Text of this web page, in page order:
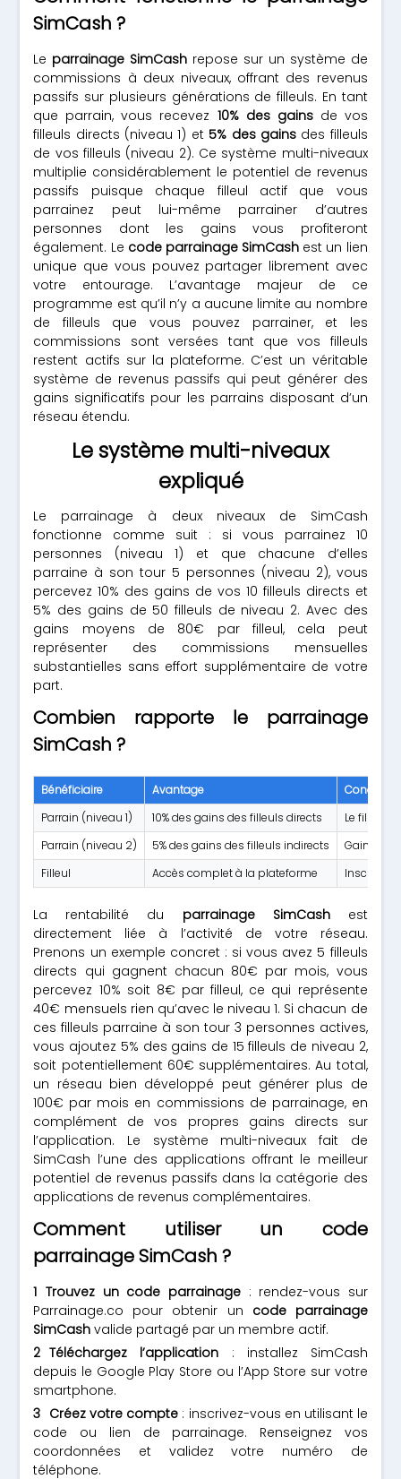
SimCash ?
Le parrainage SimCash repose sur un système de
commissions à deux niveaux, offrant des revenus
passifs sur plusieurs générations de filleuls. En tant
que parrain, vous recevez 10% des gainsde vos
filleuls directs (niveau 1) et 5% des gainsdes filleuls
de vos filleuls (niveau 2). Ce système multi-niveaux
multiplie considérablement le potentiel de revenus
passifs puisque chaque filleul actif que vous
parrainez peut lui-même parrainer d’autres
personnes dont les gains vous profiteront
également. Le code parrainage SimCash est un lien
unique que vous pouvez partager librement avec
votre entourage. L’avantage majeur de ce
programme est qu’il n’y a aucune limite au nombre
de filleuls que vous pouvez parrainer, et les
commissions sont versées tant que vos filleuls
restent actifs sur la plateforme. C’est un véritable
système de revenus passifs qui peut générer des
gains significatifs pour les parrains disposant d’un
réseau étendu.
Le système multi-niveaux
expliqué
Le parrainage à deux niveaux de SimCash
fonctionne comme suit : si vous parrainez 10
personnes (niveau 1) et que chacune d’elles
parraine à son tour 5 personnes (niveau 2), vous
percevez 10% des gains de vos 10 filleuls directs et
5% des gains de 50 filleuls de niveau 2. Avec des
gains moyens de 80€ par filleul, cela peut
représenter des commissions mensuelles
substantielles sans effort supplémentaire de votre
part.
Combien rapporte le parrainage
SimCash ?
Bénéficiaire Avantage
Parrain (niveau 1)
10% des gains des filleuls directs
Le filleul
Parrain (niveau 2)
5% des gains des filleuls indirects
Gains
Filleul
Accès complet à la plateforme
La rentabilité du parrainage SimCashest
directement liée à l’activité de votre réseau.
Prenons un exemple concret : si vous avez 5 filleuls
directs qui gagnent chacun 80€ par mois, vous
percevez 10% soit 8€ par filleul, ce qui représente
40€ mensuels rien qu’avec le niveau 1. Si chacun de
ces filleuls parraine à son tour 3 personnes actives,
vous ajoutez 5% des gains de 15 filleuls de niveau 2,
soit potentiellement 60€ supplémentaires. Au total,
un réseau bien développé peut générer plus de
100€ par mois en commissions de parrainage, en
complément de vos propres gains directs sur
l’application. Le système multi-niveaux fait de
SimCash l’une des applications offrant le meilleur
potentiel de revenus passifs dans la catégorie des
applications de revenus complémentaires.
Comment utiliser un code
parrainage SimCash ?
Trouvez un code parrainage : rendez-vous sur
Parrainage.co pour obtenir un code parrainage
SimCash valide partagé par un membre actif.
Téléchargez l’application : installez SimCash
depuis le Google Play Store ou l’App Store sur votre
smartphone.
Créez votre compte : inscrivez-vous en utilisant le
code ou lien de parrainage. Renseignez vos
coordonnées et validez votre numéro de
téléphone.